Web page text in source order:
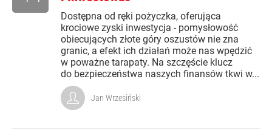
Dostępna od ręki pożyczka, oferująca
krociowe zyski inwestycja - pomysłowość
obiecujących złote góry oszustów nie zna
granic, a efekt ich działań może nas wpędzić
w poważne tarapaty. Na szczęście klucz
do bezpieczeństwa naszych finansów tkwi w...
Jan Wrzesiński